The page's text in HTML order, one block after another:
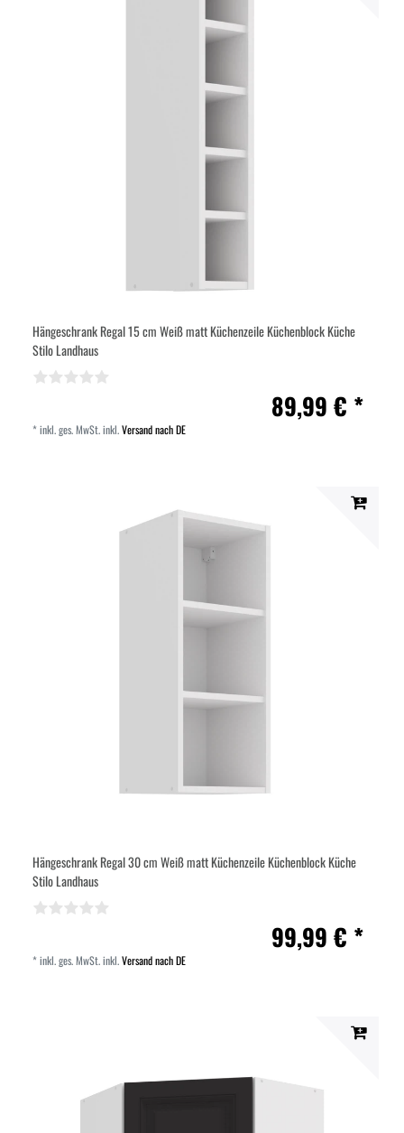
Hängeschrank Regal 15 cm Weiß matt Küchenzeile Küchenblock Küche
Stilo Landhaus
89,99 € *
*inkl. ges. MwSt.inkl.Versand nach DE
Hängeschrank Regal 30 cm Weiß matt Küchenzeile Küchenblock Küche
Stilo Landhaus
99,99 € *
*inkl. ges. MwSt.inkl.Versand nach DE